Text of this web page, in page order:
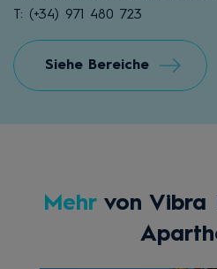
T: (+34) 971 480 723
Siehe Bereiche
Mehrvon Vibra